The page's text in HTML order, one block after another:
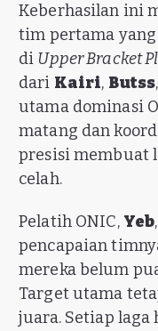
Keberhasilan ini
tim pertama
di Upper Bracket
dari Kairi, Butss
utama dominasi
matang dan
presisi membuat
celah.
Pelatih ONIC, Yeb
pencapaian
mereka belum
Target utama
juara. Setiap